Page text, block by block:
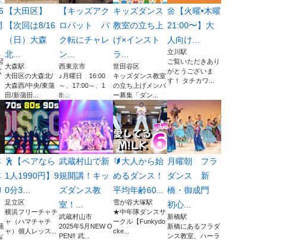
【大田区】
【次回は8/16
（日）大森
北...
大森駅
大田区の大森北/
大森西/中央/東蒲
田/新蒲田...
【キッズアク
ロバット バ
ク転にチャレ
ン...
西東京市
♪月曜日 16:00
～、17:00～、1
8:...
キッズダンス
教室の立ち上
げ×インスト
ラ...
世田谷区
キッズダンス教室
の立ち上げメンバ
ー募集「ダン...
🌼【火曜•木曜
21:00〜】大
人向け...
立川駅
ご覧いただきあり
がとうございま
す！ タチカワ...
🕺【ペアなら
1人1990円】9
0分3...
足立区
横浜フリーチャチ
ャ（ハマチャチ
ャ）個人レッス...
武蔵村山で新
規開講！キッ
ズダンス教
室！...
武蔵村山市
2025年5月NEW O
PEN‼️ 武...
🔰大人から始
めるダンス！
平均年齢60...
雪が谷大塚駅
★中年隊ダンスサ
ークル【Funkydo
cke...
月曜朝 フラ
ダンス 新
橋・御成門
初心...
新橋駅
新橋にあるフラダ
ンス教室、ハーラ